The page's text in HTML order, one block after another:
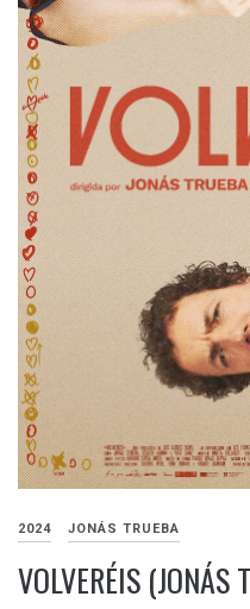
2024 JONÁS TRUEBA
VOLVERÉIS